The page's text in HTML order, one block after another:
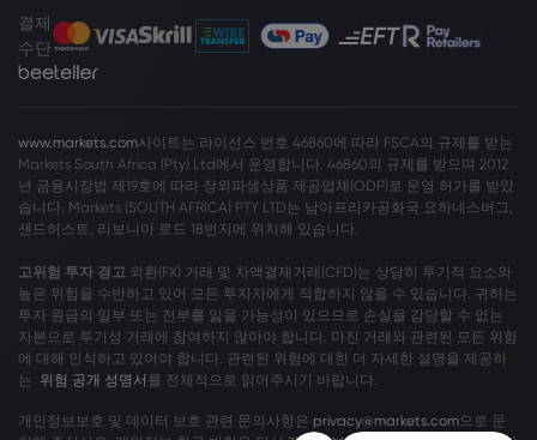
결제
수단
www.markets.com사이트는 라이선스 번호 46860에 따라 FSCA의 규제를 받는
Markets South Africa (Pty) Ltd에서 운영합니다. 46860의 규제를 받으며 2012
년 금융시장법 제19호에 따라 장외파생상품 제공업체(ODP)로 운영 허가를 받았
습니다. Markets (SOUTH AFRICA) PTY LTD는 남아프리카공화국 요하네스버그,
샌드허스트, 리보니아 로드 18번지에 위치해 있습니다.
고위험 투자 경고 외환(FX) 거래 및 차액결제거래(CFD)는 상당히 투기적 요소와
높은 위험을 수반하고 있어 모든 투자자에게 적합하지 않을 수 있습니다. 귀하는
투자 원금의 일부 또는 전부를 잃을 가능성이 있으므로 손실을 감당할 수 없는
자본으로 투기성 거래에 참여하지 않아야 합니다. 마진 거래와 관련된 모든 위험
에 대해 인식하고 있어야 합니다. 관련된 위험에 대한 더 자세한 설명을 제공하
는 위험 공개 성명서 를 전체적으로 읽어주시기 바랍니다.
개인정보보호 및 데이터 보호 관련 문의사항은 privacy@markets.com으로 문